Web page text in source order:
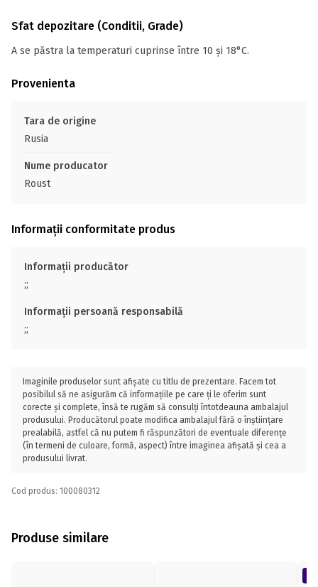
Sfat depozitare (Conditii, Grade)
A se păstra la temperaturi cuprinse între 10 și 18°C.
Provenienta
Tara de origine
Rusia
Nume producator
Roust
Informații conformitate produs
Informații producător
;;
Informații persoană responsabilă
;;
Imaginile produselor sunt afișate cu titlu de prezentare. Facem tot
posibilul să ne asigurăm că informațiile pe care ți le oferim sunt
corecte și complete, însă te rugăm să consulți întotdeauna ambalajul
produsului. Producătorul poate modifica ambalajul fără o înștiințare
prealabilă, astfel că nu putem fi răspunzători de eventuale diferențe
(în termeni de culoare, formă, aspect) între imaginea afișată și cea a
produsului livrat.
Cod produs: 100080312
Produse similare